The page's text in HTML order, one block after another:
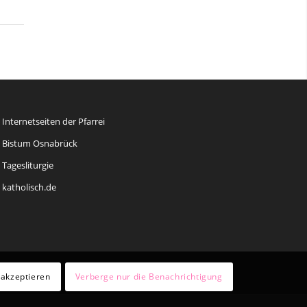
Internetseiten der Pfarrei
Bistum Osnabrück
Tagesliturgie
katholisch.de
Verberge nur die Benachrichtigung